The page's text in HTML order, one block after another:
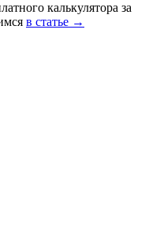
калькулятора за
в статье →